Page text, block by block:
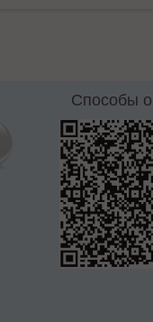
Способы